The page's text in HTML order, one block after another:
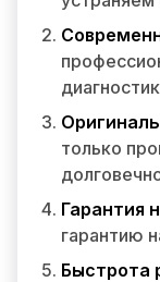
только
Гарантия
гарантию
Быстрота